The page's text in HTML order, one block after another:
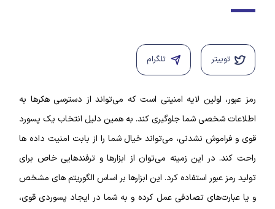
توییتر تلگرام
رمز عبور، اولین لایه امنیتی است که می‌تواند از دسترسی هکر‌ها به
اطلاعات شخصی شما جلوگیری کند. به همین دلیل انتخاب یک پسورد
قوی و فراموش نشدنی، می‌تواند خیال شما را از بابت امنیت داده‌ ها
راحت کند. در این زمینه می‌توان از ابزار‌ها و ترفند‌هایی خاص برای
تولید رمز عبور استفاده کرد. این ابزار‌ها بر اساس الگوریتم‌ های مشخص
و یا عبارت‌های تصادفی عمل کرده و به شما در ایجاد پسوردی قوی،